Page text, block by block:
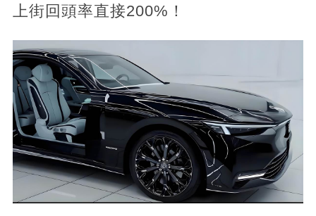
上街回頭率直接200%！